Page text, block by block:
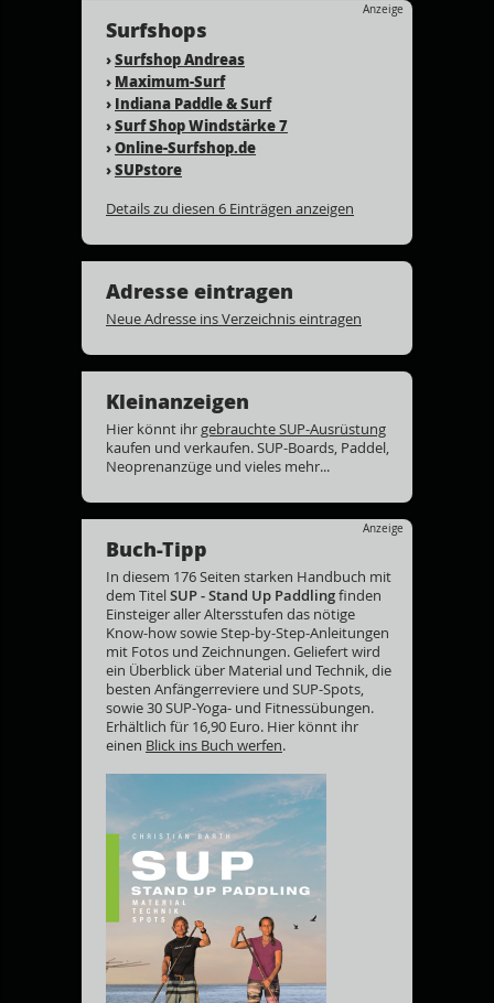
Anzeige
Surfshops
›Surfshop Andreas
› Maximum-Surf
› Indiana Paddle & Surf
›Surf Shop Windstärke 7
›Online-Surfshop.de
›SUPstore
Details zu diesen 6 Einträgen anzeigen
Adresse eintragen
Neue Adresse ins Verzeichnis eintragen
Kleinanzeigen
Hier könnt ihrgebrauchte SUP-Ausrüstung
kaufen und verkaufen. SUP-Boards, Paddel,
Neoprenanzüge und vieles mehr...
Anzeige
Buch-Tipp
In diesem 176 Seiten starken Handbuch mit
dem TitelSUP - Stand Up Paddlingfinden
Einsteiger aller Altersstufen das nötige
Know-how sowie Step-by-Step-Anleitungen
mit Fotos und Zeichnungen. Geliefert wird
ein Überblick über Material und Technik, die
besten Anfängerreviere und SUP-Spots,
sowie 30 SUP-Yoga- und Fitnessübungen.
Erhältlich für 16,90 Euro. Hier könnt ihr
einen Blick ins Buch werfen.